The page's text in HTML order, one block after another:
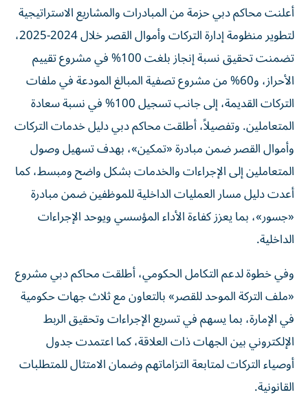
أعلنت محاكم دبي حزمة من المبادرات والمشاريع الاستراتيجية
لتطوير منظومة إدارة التركات وأموال القصر خلال 2024-2025،
تضمنت تحقيق نسبة إنجاز بلغت 100% في مشروع تقييم
الأحراز، و60% من مشروع تصفية المبالغ المودعة في ملفات
التركات القديمة، إلى جانب تسجيل 100% في نسبة سعادة
المتعاملين. وتفصيلاً، أطلقت محاكم دبي دليل خدمات التركات
وأموال القصر ضمن مبادرة «تمكين»، بهدف تسهيل وصول
المتعاملين إلى الإجراءات والخدمات بشكل واضح ومبسط، كما
أعدت دليل مسار العمليات الداخلية للموظفين ضمن مبادرة
«جسور»، بما يعزز كفاءة الأداء المؤسسي ويوحد الإجراءات
الداخلية.
وفي خطوة لدعم التكامل الحكومي، أطلقت محاكم دبي مشروع
«ملف التركة الموحد للقصر» بالتعاون مع ثلاث جهات حكومية
في الإمارة، بما يسهم في تسريع الإجراءات وتحقيق الربط
الإلكتروني بين الجهات ذات العلاقة، كما اعتمدت جدول
أوصياء التركات لمتابعة التزاماتهم وضمان الامتثال للمتطلبات
القانونية.